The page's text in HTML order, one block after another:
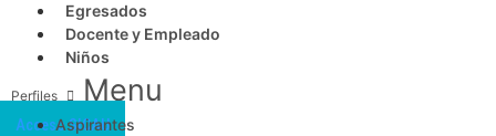
Egresados
Docente y Empleado
Niños
Menu
Aspirantes
Acceso SICAU